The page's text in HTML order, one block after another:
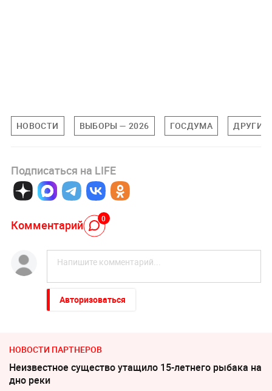
НОВОСТИ ВЫБОРЫ — 2026 ГОСДУМА ДРУГИЕ
Подписаться на LIFE
Комментарий 0
Авторизоваться
НОВОСТИ ПАРТНЕРОВ
Неизвестное существо утащило 15-летнего рыбака на
дно реки